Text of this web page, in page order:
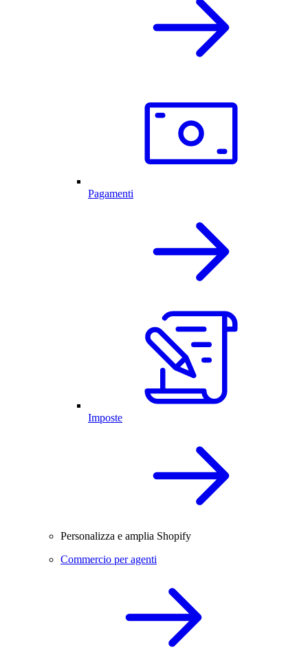
Pagamenti
Imposte
Personalizza e amplia Shopify
Commercio per agenti